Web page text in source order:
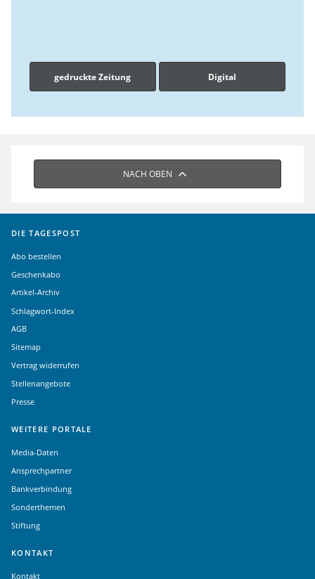
gedruckte Zeitung Digital
NACH OBEN
DIE TAGESPOST
Abo bestellen
Geschenkabo
Artikel-Archiv
Schlagwort-Index
AGB
Sitemap
Vertrag widerrufen
Stellenangebote
Presse
WEITERE PORTALE
Media-Daten
Ansprechpartner
Bankverbindung
Sonderthemen
Stiftung
KONTAKT
Kontakt